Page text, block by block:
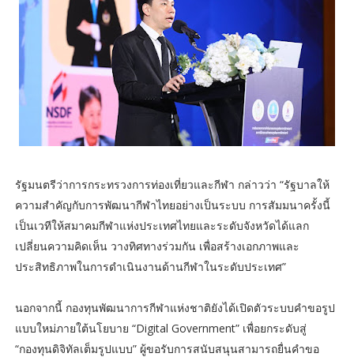
รัฐมนตรีว่าการกระทรวงการท่องเที่ยวและกีฬา กล่าวว่า “รัฐบาลให้
ความสำคัญกับการพัฒนากีฬาไทยอย่างเป็นระบบ การสัมมนาครั้งนี้
เป็นเวทีให้สมาคมกีฬาแห่งประเทศไทยและระดับจังหวัดได้แลก
เปลี่ยนความคิดเห็น วางทิศทางร่วมกัน เพื่อสร้างเอกภาพและ
ประสิทธิภาพในการดำเนินงานด้านกีฬาในระดับประเทศ”
นอกจากนี้ กองทุนพัฒนาการกีฬาแห่งชาติยังได้เปิดตัวระบบคำขอรูป
แบบใหม่ภายใต้นโยบาย “Digital Government” เพื่อยกระดับสู่
“กองทุนดิจิทัลเต็มรูปแบบ” ผู้ขอรับการสนับสนุนสามารถยื่นคำขอ